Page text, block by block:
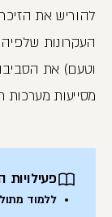
להוריש את
העקרונות
וטעם) את
מסייעות מערכות
פעילויות
ללמוד